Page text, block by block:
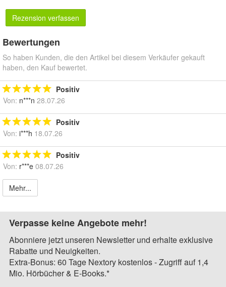
Rezension verfassen
Bewertungen
So haben Kunden, die den Artikel bei diesem Verkäufer gekauft
haben, den Kauf bewertet.
Positiv
Von: n***n 28.07.26
Positiv
Von: i***h 18.07.26
Positiv
Von: r***e 08.07.26
Mehr...
Verpasse keine Angebote mehr!
Abonniere jetzt unseren Newsletter und erhalte exklusive
Rabatte und Neuigkeiten.
Extra-Bonus: 60 Tage Nextory kostenlos - Zugriff auf 1,4
Mio. Hörbücher & E-Books.*